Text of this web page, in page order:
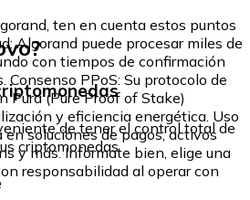
ten en cuenta estos puntos
Algorand puede procesar miles de
con tiempos de confirmación
Consenso PPoS: Su protocolo de
Pura (Pure Proof of Stake)
y eficiencia energética. Uso
soluciones de pagos, activos
y más. Infórmate bien, elige una
responsabilidad al operar con
de tener el control total de
criptomonedas.